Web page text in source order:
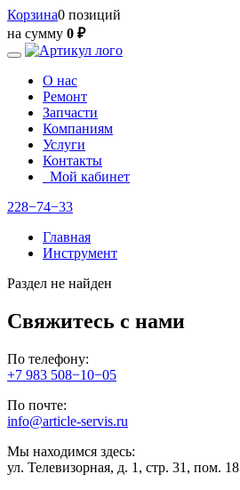
Корзина0 позиций
на сумму 0 ₽
О нас
Ремонт
Запчасти
Компаниям
Услуги
Контакты
Мой кабинет
228−74−33
Главная
Инструмент
Раздел не найден
Свяжитесь с нами
По телефону:
+7 983 508−10−05
По почте:
info@article-servis.ru
Мы находимся здесь:
ул. Телевизорная, д. 1, стр. 31, пом. 18